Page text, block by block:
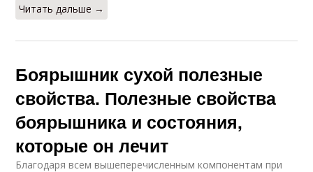
Читать дальше →
Боярышник сухой полезные
свойства. Полезные свойства
боярышника и состояния,
которые он лечит
Благодаря всем вышеперечисленным компонентам при